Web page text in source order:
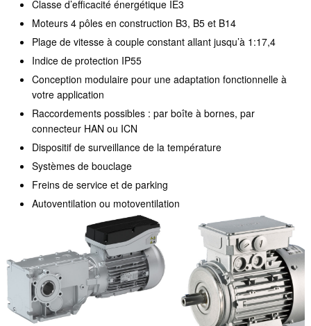
Classe d’efficacité énergétique IE3
Moteurs 4 pôles en construction B3, B5 et B14
Plage de vitesse à couple constant allant jusqu’à 1:17,4
Indice de protection IP55
Conception modulaire pour une adaptation fonctionnelle à
votre application
Raccordements possibles : par boîte à bornes, par
connecteur HAN ou ICN
Dispositif de surveillance de la température
Systèmes de bouclage
Freins de service et de parking
Autoventilation ou motoventilation